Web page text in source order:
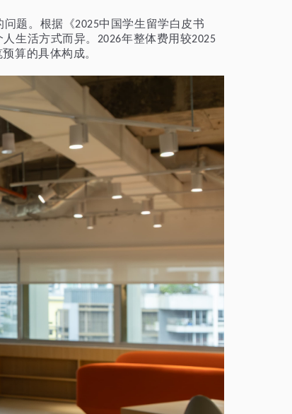
问题。根据《2025中国学生留学白皮书
生活方式而异。 2026年整体费用较2025
算的具体构成。